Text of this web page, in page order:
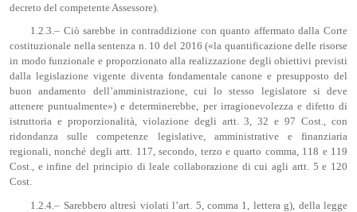
decreto del competente Assessore).
1.2.3.– Ciò sarebbe in contraddizione con quanto affermato dalla Corte
costituzionale nella sentenza n. 10 del 2016 («la quantificazione delle risorse
in modo funzionale e proporzionato alla realizzazione degli obiettivi previsti
dalla legislazione vigente diventa fondamentale canone e presupposto del
buon andamento dell’amministrazione, cui lo stesso legislatore si deve
attenere puntualmente») e determinerebbe, per irragionevolezza e difetto di
istruttoria e proporzionalità, violazione degli artt. 3, 32 e 97 Cost., con
ridondanza sulle competenze legislative, amministrative e finanziaria
regionali, nonché degli artt. 117, secondo, terzo e quarto comma, 118 e 119
Cost., e infine del principio di leale collaborazione di cui agli artt. 5 e 120
Cost.
1.2.4.– Sarebbero altresì violati l’art. 5, comma 1, lettera g), della legge